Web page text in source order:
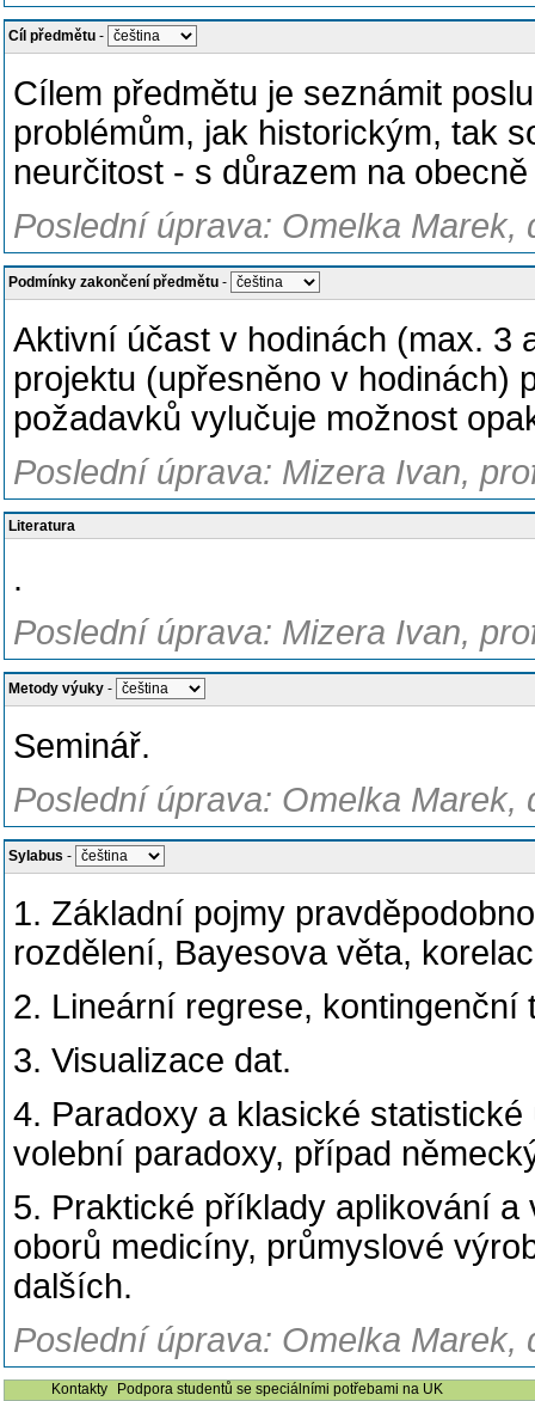
Cíl předmětu -
Cílem předmětu je seznámit
problémům, jak historickým, tak
neurčitost - s důrazem na
Poslední úprava: Omelka Marek,
Podmínky zakončení předmětu -
Aktivní účast v hodinách (max. 3
projektu (upřesněno v hodinách)
požadavků vylučuje možnost
Poslední úprava: Mizera Ivan,
Literatura
.
Poslední úprava: Mizera Ivan,
Metody výuky -
Seminář.
Poslední úprava: Omelka Marek,
Sylabus -
1. Základní pojmy
rozdělení, Bayesova věta,
2. Lineární regrese, kontingenční
3. Visualizace dat.
4. Paradoxy a klasické
volební paradoxy, případ
5. Praktické příklady aplikování
oborů medicíny, průmyslové
dalších.
Poslední úprava: Omelka Marek,
Kontakty Podpora studentů se speciálními potřebami na UK